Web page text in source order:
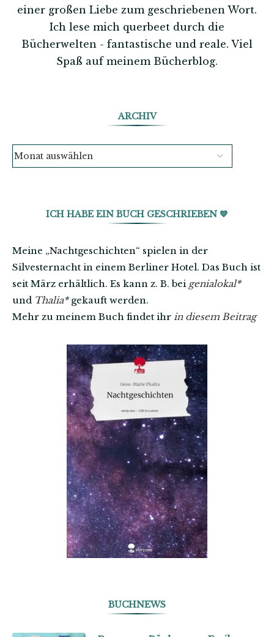
einer großen Liebe zum geschriebenen Wort.
Ich lese mich querbeet durch die
Bücherwelten - fantastische und reale. Viel
Spaß auf meinem Bücherblog.
ARCHIV
ICH HABE EIN BUCH GESCHRIEBEN 💙
Meine „Nachtgeschichten“ spielen in der
Silvesternacht in einem Berliner Hotel. Das Buch ist
seit März erhältlich. Es kann z. B. bei genialokal*
und Thalia*gekauft werden.
Mehr zu meinem Buch findet ihr in diesem Beitrag
BUCHNEWS